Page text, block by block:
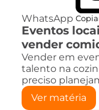
WhatsApp
Eventos
vender
Vender em
talento na
preciso
Ver matéria